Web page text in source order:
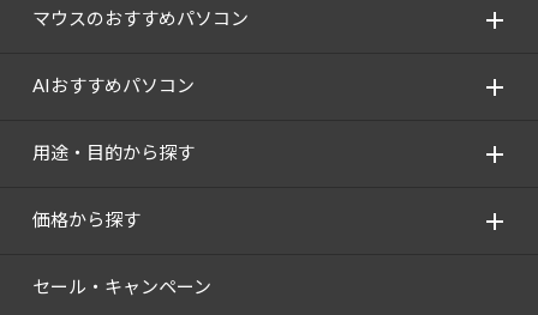
マウスのおすすめパソコン
AIおすすめパソコン
用途・目的から探す
価格から探す
セール・キャンペーン